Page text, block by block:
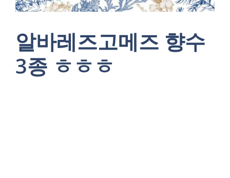
알바레즈고메즈 향수
3종 ㅎㅎㅎ